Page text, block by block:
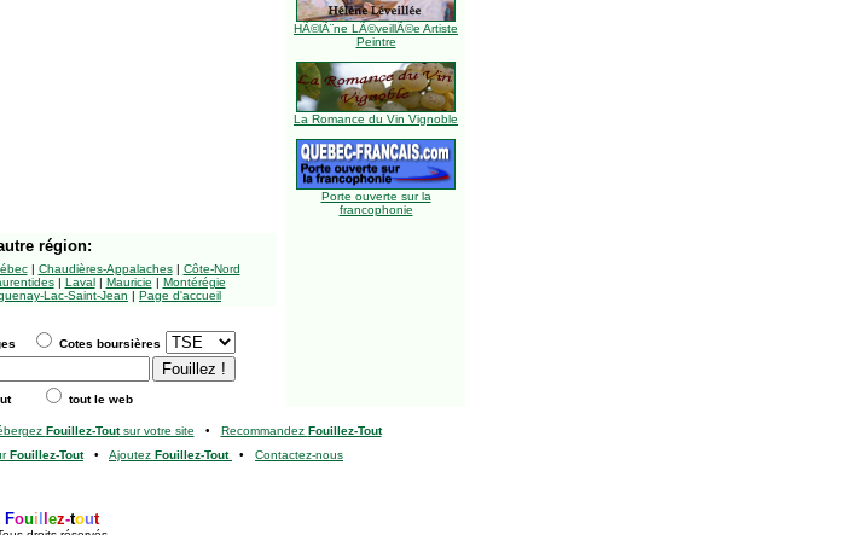
HÃ©lÃ¨ne LÃ©veillÃ©e Artiste
Peintre
La Romance du Vin Vignoble
Porte ouverte sur la
francophonie
région:
| Chaudières-Appalaches| Côte-Nord
| Laval| Mauricie | Montérégie
Lac-Saint-Jean | Page d'accueil
Cotes boursières
tout le web
Fouillez-Toutsur votre site • Recommandez Fouillez-Tout
Fouillez-Tout• Ajoutez Fouillez-Tout • Contactez-nous
Foui ez-tout